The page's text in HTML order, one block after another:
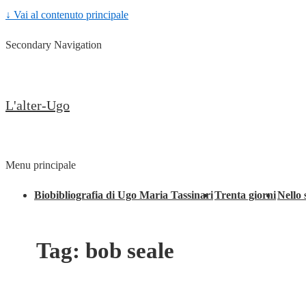
↓ Vai al contenuto principale
Secondary Navigation
L'alter-Ugo
Menu principale
Biobibliografia di Ugo Maria TassinariTrenta giorniNello
Tag: bob seale